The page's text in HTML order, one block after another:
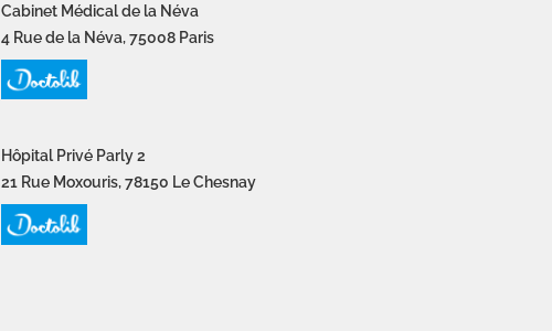
Cabinet Médical de la Néva
4 Rue de la Néva, 75008 Paris
Hôpital Privé Parly 2
21 Rue Moxouris, 78150 Le Chesnay